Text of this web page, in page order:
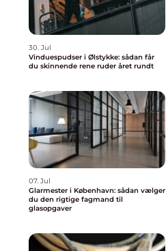
30. Jul
Vinduespudser i Ølstykke: sådan får
du skinnende rene ruder året rundt
07. Jul
Glarmester i København: sådan vælger
du den rigtige fagmand til
glasopgaver